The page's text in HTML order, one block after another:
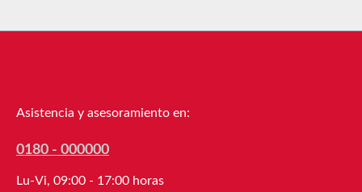
Asistencia y asesoramiento en:
0180 - 000000
Lu-Vi, 09:00 - 17:00 horas